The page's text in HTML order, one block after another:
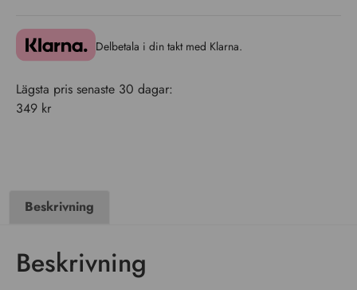
Delbetala i din takt med Klarna.
Lägsta pris senaste 30 dagar:
349 kr
Beskrivning
Beskrivning